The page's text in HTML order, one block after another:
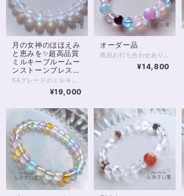
月の女神のほほえみ
と恵みを✨超高品質
ミルキーブルームー
ンストーンブレスレ
ット16.5cm
¥19,000
オーダー品
¥14,800